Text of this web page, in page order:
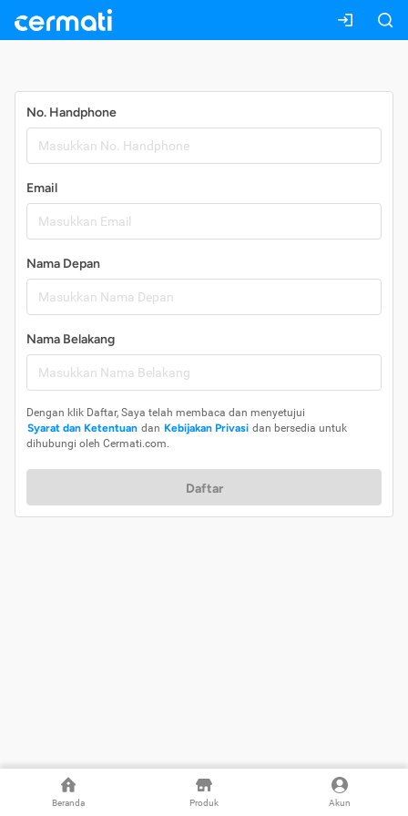
Beranda Produk Akun
No. Handphone
Email
Nama Depan
Nama Belakang
Dengan klik Daftar, Saya telah membaca dan menyetujui
Syarat dan Ketentuan dan Kebijakan Privasi dan bersedia untuk
dihubungi oleh Cermati.com.
Daftar